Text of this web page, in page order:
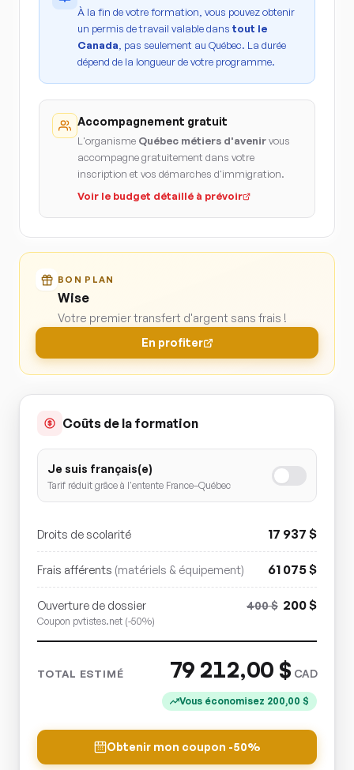
À la fin de votre formation, vous pouvez obtenir
un permis de travail valable dans tout le
Canada , pas seulement au Québec. La durée
dépend de la longueur de votre programme.
Accompagnement gratuit
L'organisme Québec métiers d'avenirvous
accompagne gratuitement dans votre
inscription et vos démarches d'immigration.
Voir le budget détaillé à prévoir
BON PLAN
Wise
Votre premier transfert d'argent sans frais !
En profiter
Coûts de la formation
Je suis français(e)
Tarif réduit grâce à l'entente France–Québec
Droits de scolarité 17 937 $
Frais afférents (matériels & équipement) 61 075$
Ouverture de dossier
Coupon pvtistes.net (-50%)
400$ 200$
TOTAL ESTIMÉ 79 212,00 $ CAD
Vous économisez 200,00 $
Obtenir mon coupon -50%